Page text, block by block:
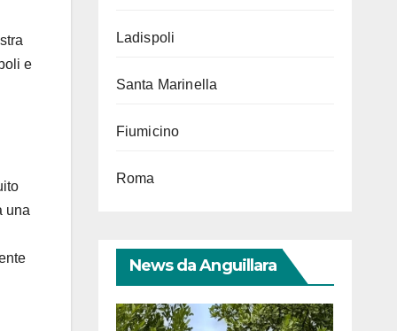
e
una
Ladispoli
Santa Marinella
Fiumicino
Roma
News da Anguillara